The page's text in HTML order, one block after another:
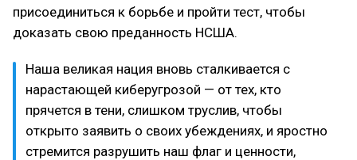
присоединиться к борьбе и пройти тест, чтобы
доказать свою преданность НСША.
Наша великая нация вновь сталкивается с
нарастающей киберугрозой — от тех, кто
прячется в тени, слишком труслив, чтобы
открыто заявить о своих убеждениях, и яростно
стремится разрушить наш флаг и ценности,